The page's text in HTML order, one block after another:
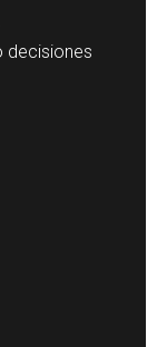
decisiones